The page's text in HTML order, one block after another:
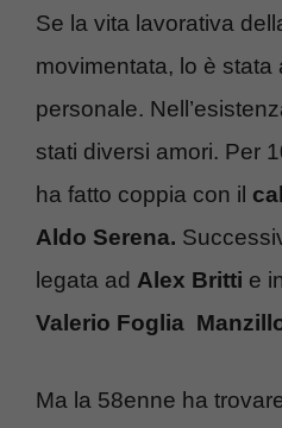
Se la vita lavorativa
movimentata, lo è stata
personale.
stati diversi amori. Per
ha fatto coppia con il
Aldo Serena.
legata ad Alex Britti e
Valerio Foglia
Ma la 58enne ha